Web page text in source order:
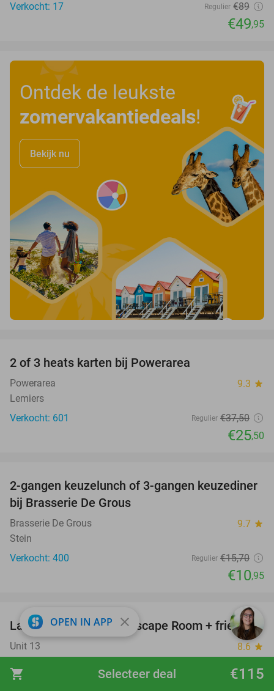
shopping_cart €115
Selecteer deal
Verkocht: 17
Regulier €89
€49,95
Ontdek de leukste
zomervakantiedeals!
Bekijk nu
2 of 3 heats karten bij Powerarea
Powerarea 9.3 star
Lemiers
Verkocht: 601
Regulier €37,50
€25,50
30%
2-gangen keuzelunch of 3-gangen keuzediner
bij Brasserie De Grous
Brasserie De Grous 9.7 star
Stein
Verkocht: 400
Regulier €15,70
€10,95
39%
Laser Maze + X-Cube Escape Room + friet
Unit 13 8.6 star
Verkocht: 431
€38
OPEN IN APP close